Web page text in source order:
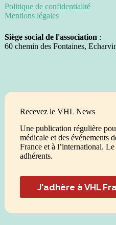
Politique de confidentialité
Mentions légales
Siège social de l'association :
60 chemin des Fontaines,
Recevez le VHL News
Une publication régulière
médicale et des événements
France et à l’international.
adhérents.
J'adhère à VHL